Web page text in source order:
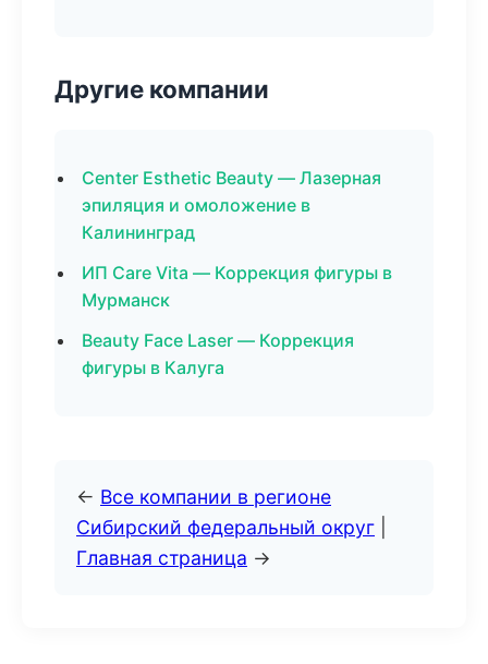
Другие компании
Center Esthetic Beauty — Лазерная
эпиляция и омоложение в
Калининград
ИП Care Vita — Коррекция фигуры в
Мурманск
Beauty Face Laser — Коррекция
фигуры в Калуга
← Все компании в регионе
Сибирский федеральный округ
Главная страница →